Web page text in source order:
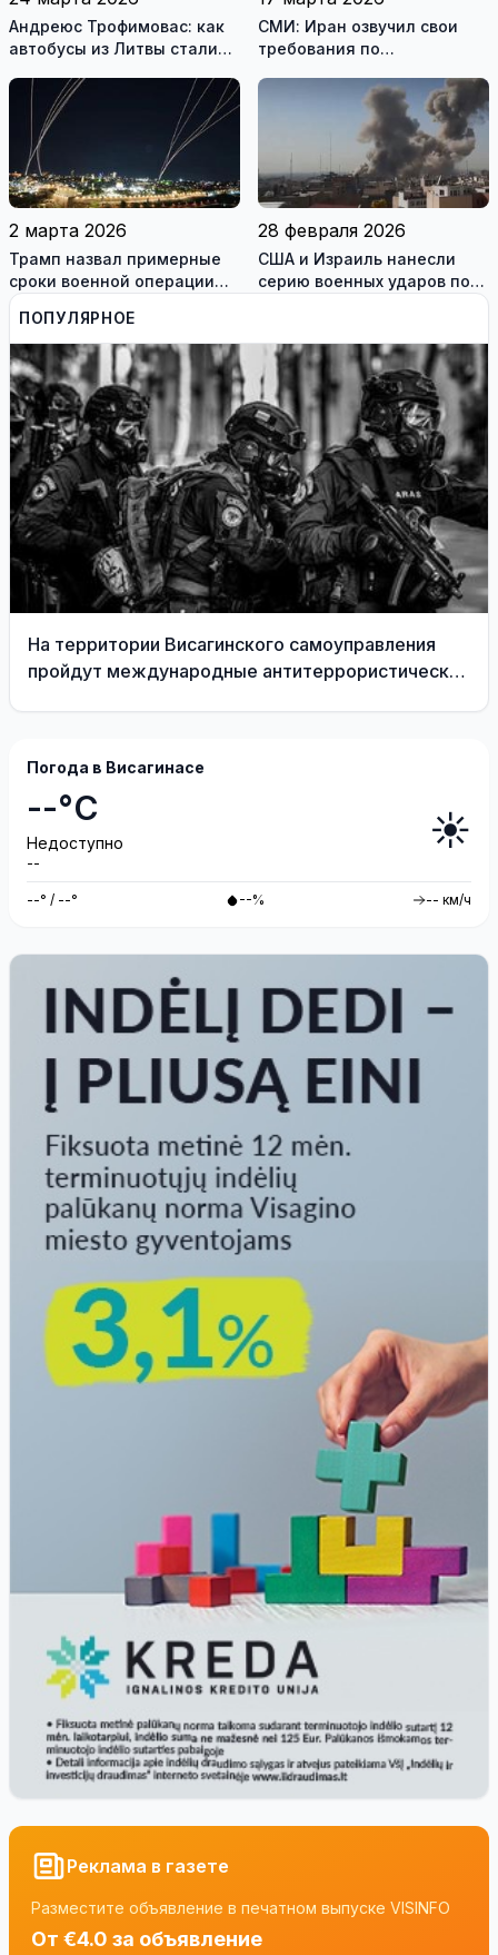
Андреюс Трофимовас: как
автобусы из Литвы стали
охваченного огнём
Мариуполя (фотогалерея)
СМИ: Иран озвучил свои
требования по
2 марта 2026
Трамп назвал примерные
сроки военной операции
против Ирана
28 февраля 2026
США и Израиль нанесли
серию военных ударов по
ПОПУЛЯРНОЕ
На территории Висагинского самоуправления
пройдут международные антитеррористические
Погода в Висагинасе
--°C
Недоступно
--
☀️
--° / --° --% -- км/ч
Реклама в газете
Разместите объявление в печатном выпуске VISINFO
От €4.0 за объявление